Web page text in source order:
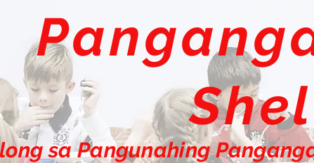
sa Pangunahing